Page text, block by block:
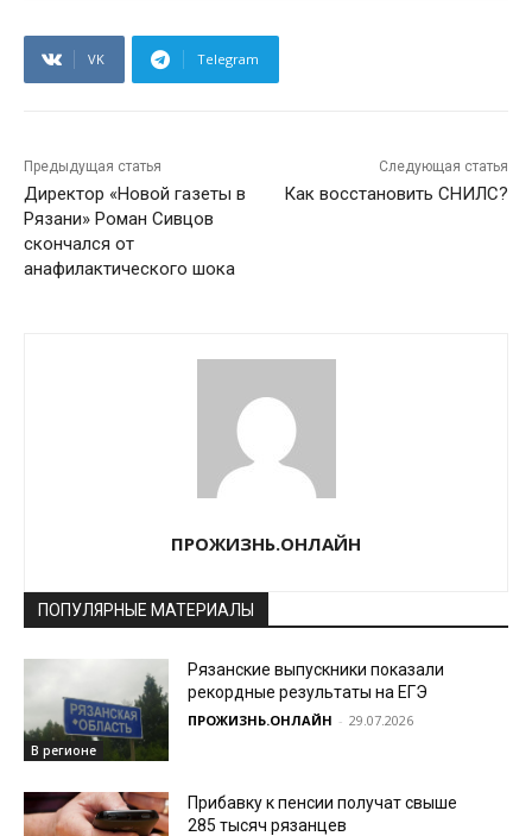
VK Telegram
Предыдущая статья
Директор «Новой газеты в
Рязани» Роман Сивцов
скончался от
анафилактического шока
Следующая статья
Как восстановить СНИЛС?
ПРОЖИЗНЬ.ОНЛАЙН
ПОПУЛЯРНЫЕ МАТЕРИАЛЫ
В регионе
Рязанские выпускники показали
рекордные результаты на ЕГЭ
ПРОЖИЗНЬ.ОНЛАЙН - 29.07.2026
Прибавку к пенсии получат свыше
285 тысяч рязанцев